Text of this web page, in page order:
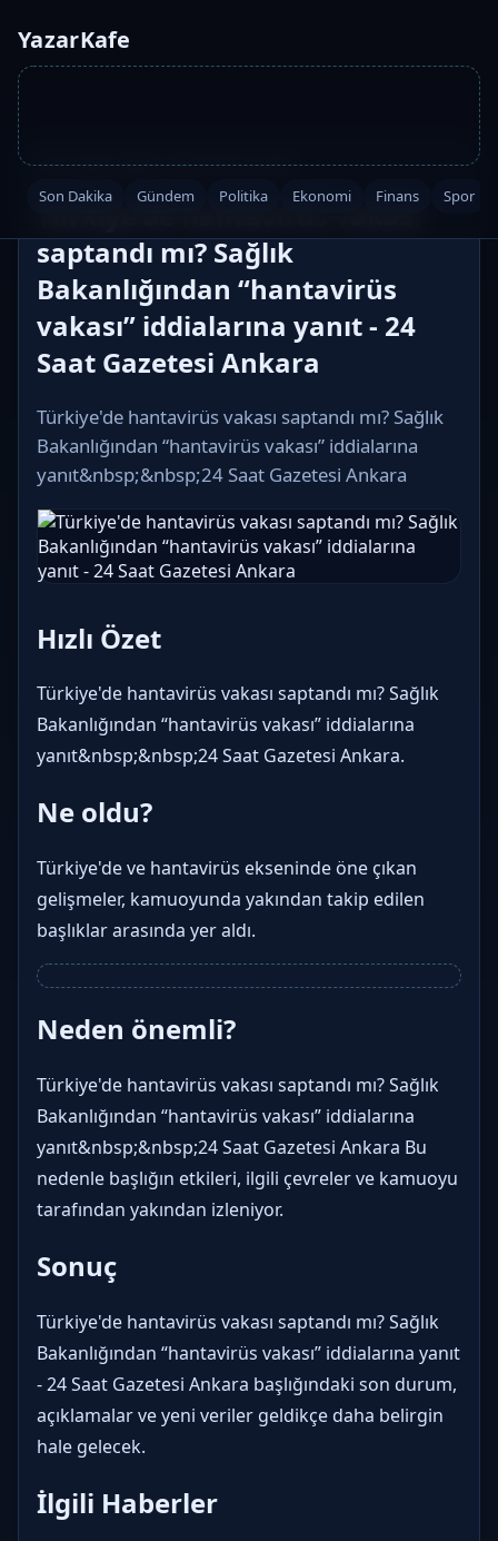
YazarKafe
Son Dakika Gündem Politika Ekonomi Finans Spor
Ana Sayfa·Sağlık·2026-05-08 14:09
saptandı mı? Sağlık
Bakanlığından “hantavirüs
vakası” iddialarına yanıt - 24
Saat Gazetesi Ankara
Türkiye'de hantavirüs vakası saptandı mı? Sağlık
Bakanlığından “hantavirüs vakası” iddialarına
yanıt&nbsp;&nbsp;24 Saat Gazetesi Ankara
Hızlı Özet
Türkiye'de hantavirüs vakası saptandı mı? Sağlık
Bakanlığından “hantavirüs vakası” iddialarına
yanıt&nbsp;&nbsp;24 Saat Gazetesi Ankara.
Ne oldu?
Türkiye'de ve hantavirüs ekseninde öne çıkan
gelişmeler, kamuoyunda yakından takip edilen
başlıklar arasında yer aldı.
Neden önemli?
Türkiye'de hantavirüs vakası saptandı mı? Sağlık
Bakanlığından “hantavirüs vakası” iddialarına
yanıt&nbsp;&nbsp;24 Saat Gazetesi Ankara Bu
nedenle başlığın etkileri, ilgili çevreler ve kamuoyu
tarafından yakından izleniyor.
Sonuç
Türkiye'de hantavirüs vakası saptandı mı? Sağlık
Bakanlığından “hantavirüs vakası” iddialarına yanıt
- 24 Saat Gazetesi Ankara başlığındaki son durum,
açıklamalar ve yeni veriler geldikçe daha belirgin
hale gelecek.
İlgili Haberler